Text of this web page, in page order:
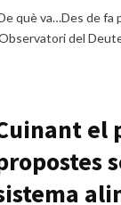
què va…Des de fa
del
el